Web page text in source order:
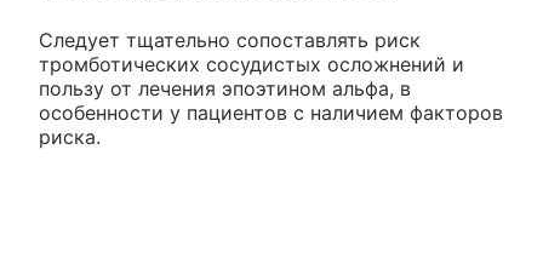
Следует тщательно сопоставлять риск
тромботических сосудистых осложнений и
пользу от лечения эпоэтином альфа, в
особенности у пациентов с наличием факторов
риска.